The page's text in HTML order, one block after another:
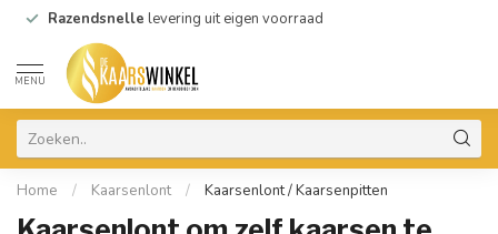
Razendsnelle levering uit eigen voorraad
MENU
Home / Kaarsenlont / Kaarsenlont / Kaarsenpitten